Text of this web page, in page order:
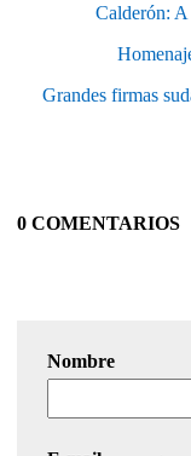
Calderón: A
Grandes firmas
0 COMENTARIOS
Nombre